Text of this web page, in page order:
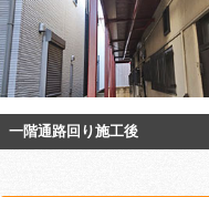
一階通路回り施工後